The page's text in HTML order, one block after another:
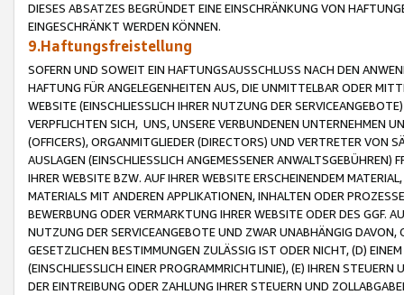
DIESES ABSATZES BEGRÜNDET EINE EINSCHRÄNKUNG VON
EINGESCHRÄNKT WERDEN KÖNNEN.
9.Haftungsfreistellung
SOFERN UND SOWEIT EIN HAFTUNGSAUSSCHLUSS NACH DEN
HAFTUNG FÜR ANGELEGENHEITEN AUS, DIE UNMITTELBAR ODER
WEBSITE (EINSCHLIESSLICH IHRER NUTZUNG DER
VERPFLICHTEN SICH, UNS, UNSERE VERBUNDENEN UNTERNEHMEN
(OFFICERS), ORGANMITGLIEDER (DIRECTORS) UND VERTRETER VON
AUSLAGEN (EINSCHLIESSLICH ANGEMESSENER
IHRER WEBSITE BZW. AUF IHRER WEBSITE ERSCHEINENDEM
MATERIALS MIT ANDEREN APPLIKATIONEN, INHALTEN ODER
BEWERBUNG ODER VERMARKTUNG IHRER WEBSITE ODER DES GGF.
NUTZUNG DER SERVICEANGEBOTE UND ZWAR UNABHÄNGIG
GESETZLICHEN BESTIMMUNGEN ZULÄSSIG IST ODER NICHT, (D)
(EINSCHLIESSLICH EINER PROGRAMMRICHTLINIE), (E) IHREN
DER EINTREIBUNG ODER ZAHLUNG IHRER STEUERN UND